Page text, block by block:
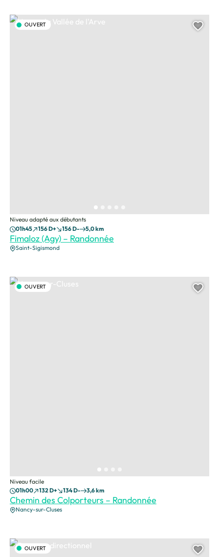
Fimaloz (Agy) – Randonnée
Niveau adapté aux débutants
Saint-Sigismond
01h45 156 D+ 156 D- 5,0 km
Vue sur la Vallée de l'Arve, © CAMT
OUVERT
Chemin des Colporteurs – Randonnée
Niveau facile
Nancy-sur-Cluses
01h00 132 D+ 134 D- 3,6 km
Nancy-sur-Cluses, © Cluses Arve & montagnes Tourisme
OUVERT
Panneau directionnel, © Cluses Arve & montagnes Tourisme
OUVERT